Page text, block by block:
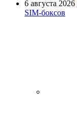
6 августа 2026
SIM-боксов